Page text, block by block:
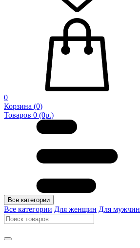
0
Корзина (0)
Товаров 0 (0р.)
Все категории
Все категории Для женщин Для мужчин